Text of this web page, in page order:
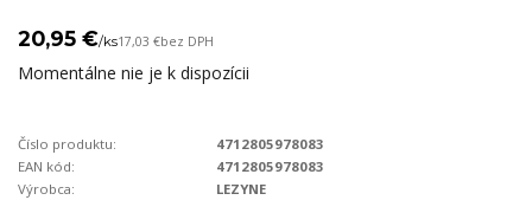
20,95 €/ks17,03 €bez DPH
Momentálne nie je k dispozícii
Číslo produktu:
4712805978083
EAN kód:
4712805978083
Výrobca:
LEZYNE